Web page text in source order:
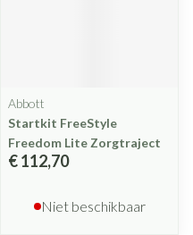
Abbott
Startkit FreeStyle
Freedom Lite Zorgtraject
€ 112,70
Niet beschikbaar